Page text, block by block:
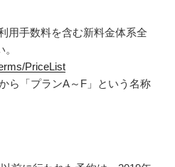
用手数料を含む新料金体系全
PriceList
ら「プランA～F」という名称